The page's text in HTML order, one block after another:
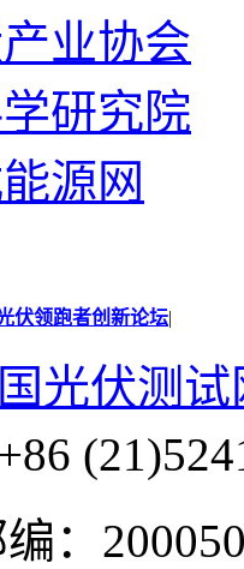
业协会
研究院
源网
伏领跑者创新论坛|
光伏测试
：